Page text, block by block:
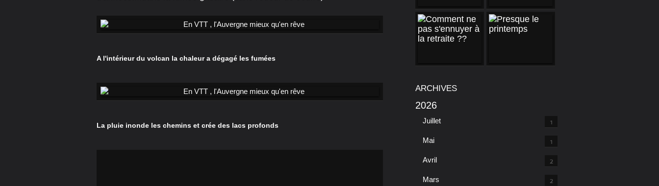
A l'intérieur du volcan la chaleur a dégagé les fumées
La pluie inonde les chemins et crée des lacs profonds
ARCHIVES
2026
Juillet 1
Mai 1
Avril 2
Mars 2